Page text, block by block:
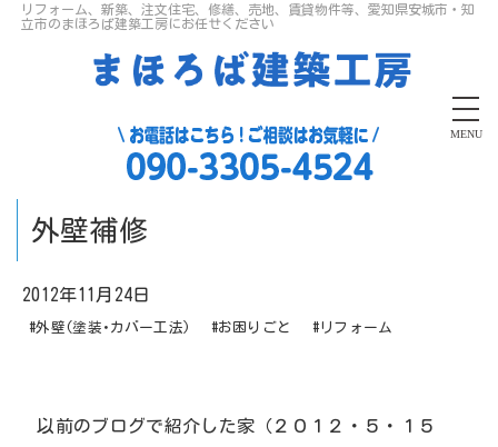
リフォーム、新築、注文住宅、修繕、売地、賃貸物件等、愛知県安城市・知
立市のまほろば建築工房にお任せください
MENU
外壁補修
2012年11月24日
#外壁(塗装･カバー工法) #お困りごと #リフォーム
以前のブログで紹介した家（２０１２・５・１５